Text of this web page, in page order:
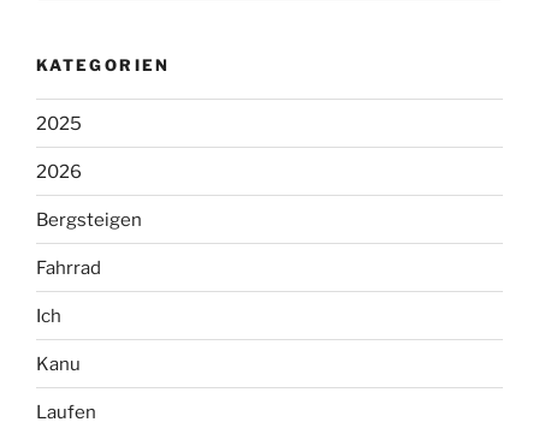
KATEGORIEN
2025
2026
Bergsteigen
Fahrrad
Ich
Kanu
Laufen